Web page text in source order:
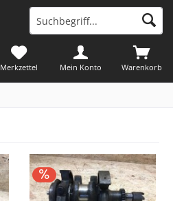
Warenkorb
Merkzettel Mein Konto